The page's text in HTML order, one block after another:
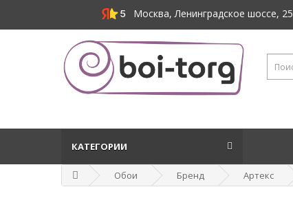
Москва, Ленинградское шоссе, 25
КАТЕГОРИИ
Обои Бренд Артекс